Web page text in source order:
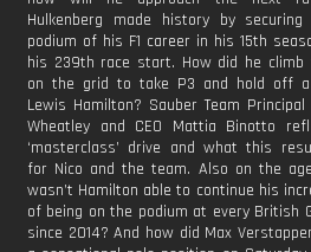
Hulkenberg made history by
podium of his F1 career in his 15th
his 239th race start. How did he
on the grid to take P3 and hold off a
Lewis Hamilton? Sauber Team
Wheatley and CEO Mattia Binotto
‘masterclass’ drive and what this
for Nico and the team. Also on the
wasn’t Hamilton able to continue his
of being on the podium at every British
since 2014? And how did Max